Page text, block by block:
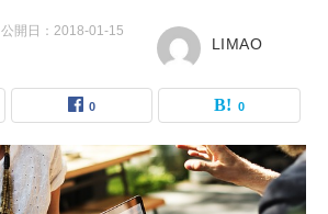
公開日： 2018-01-15
LIMAO
0 0